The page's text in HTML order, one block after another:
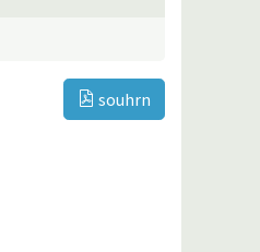
souhrn